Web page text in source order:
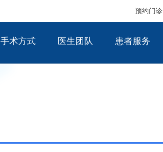
预约门诊
手术方式 医生团队 患者服务